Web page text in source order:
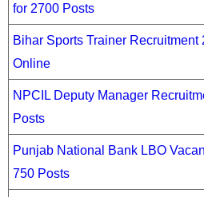
for 2700 Posts
Bihar Sports Trainer
Online
NPCIL Deputy Manager
Posts
Punjab National Bank LBO
750 Posts